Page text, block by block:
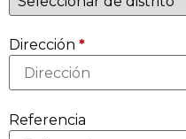
Dirección*
Referencia